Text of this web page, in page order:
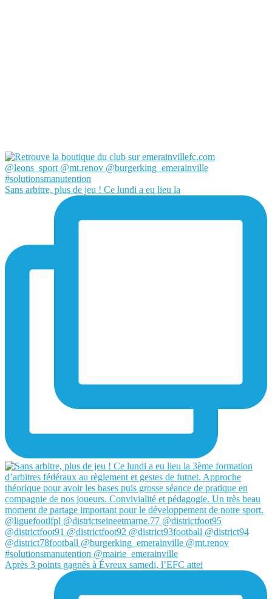
Sans arbitre, plus de jeu ! Ce lundi a eu lieu la
Après 3 points gagnés à Évreux samedi, l’EFC attei